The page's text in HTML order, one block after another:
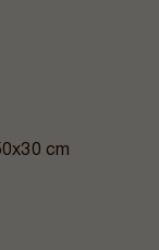
cm